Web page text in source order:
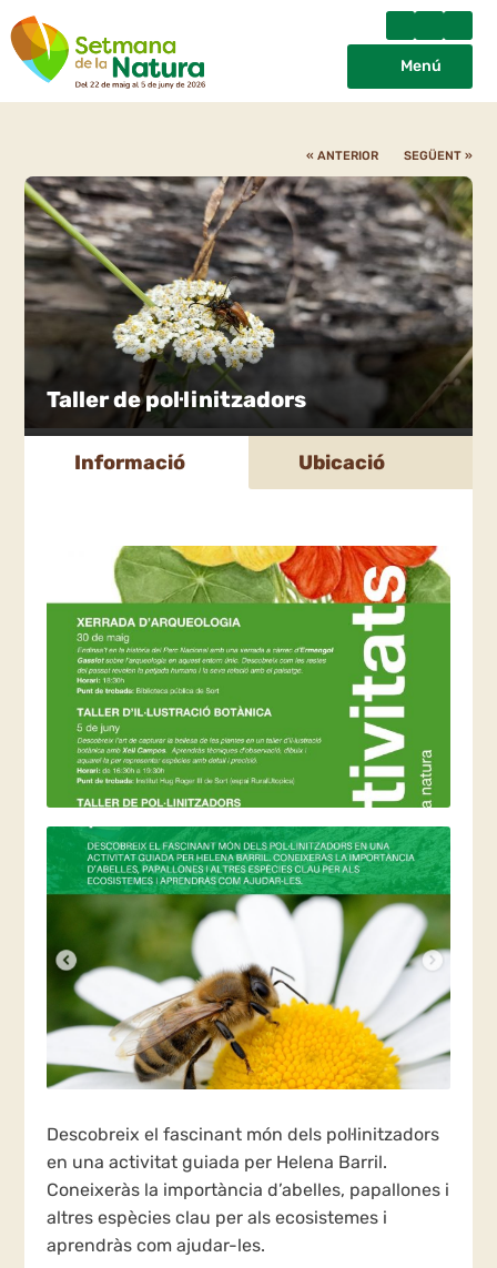
Menú
« ANTERIOR SEGÜENT »
Taller de pol·linitzadors
Informació Ubicació
Descobreix el fascinant món dels pol·linitzadors
en una activitat guiada per Helena Barril.
Coneixeràs la importància d’abelles, papallones i
altres espècies clau per als ecosistemes i
aprendràs com ajudar-les.